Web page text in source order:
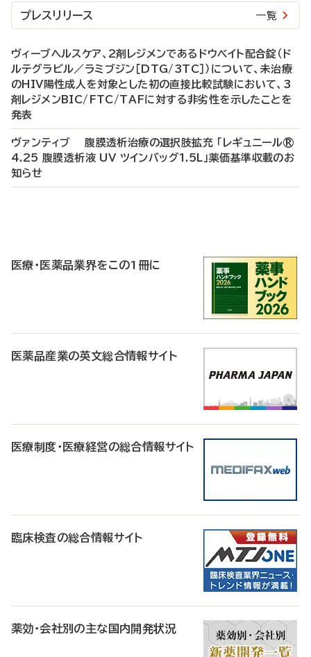
プレスリリース 一覧
ヴィーブヘルスケア、2剤レジメンであるドウベイト配合錠（ド
ルテグラビル／ラミブジン［DTG/3TC］）について、未治療
のHIV陽性成人を対象とした初の直接比較試験において、3
剤レジメンBIC/FTC/TAFに対する非劣性を示したことを
発表
ヴァンティブ 腹膜透析治療の選択肢拡充 「レギュニール®
4.25 腹膜透析液 UV ツインバッグ1.5L」薬価基準収載のお
知らせ
医療・医薬品業界をこの1冊に
医薬品産業の英文総合情報サイト
医療制度・医療経営の総合情報サイト
臨床検査の総合情報サイト
薬効・会社別の主な国内開発状況